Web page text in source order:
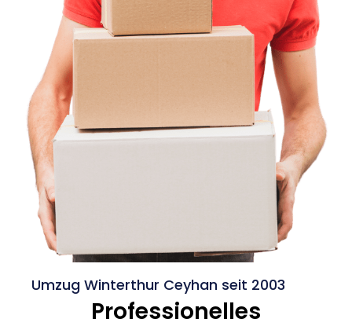
Umzug Winterthur Ceyhan seit 2003
Professionelles